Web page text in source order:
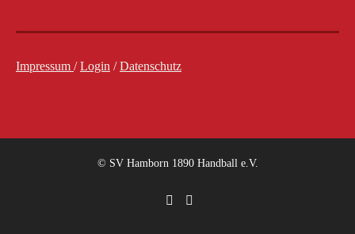
Impressum /Login /Datenschutz
© SV Hamborn 1890 Handball e.V.